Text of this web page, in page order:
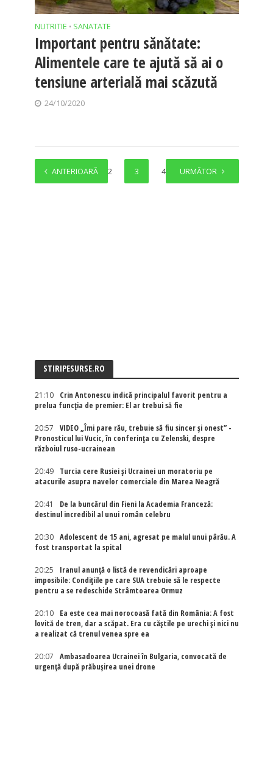
NUTRITIE • SANATATE
Important pentru sănătate:
Alimentele care te ajută să ai o
tensiune arterială mai scăzută
24/10/2020
ANTERIOARĂ
1 2 3 4 5
URMĂTOR
STIRIPESURSE.RO
21:10
Crin Antonescu indică principalul favorit pentru a
prelua funcția de premier: El ar trebui să fie
20:57
VIDEO „Îmi pare rău, trebuie să fiu sincer și onest” -
Pronosticul lui Vucic, în conferința cu Zelenski, despre
războiul ruso-ucrainean
20:49
Turcia cere Rusiei și Ucrainei un moratoriu pe
atacurile asupra navelor comerciale din Marea Neagră
20:41
De la buncărul din Fieni la Academia Franceză:
destinul incredibil al unui român celebru
20:30
Adolescent de 15 ani, agresat pe malul unui pârău. A
fost transportat la spital
20:25
Iranul anunță o listă de revendicări aproape
imposibile: Condițiile pe care SUA trebuie să le respecte
pentru a se redeschide Strâmtoarea Ormuz
20:10
Ea este cea mai norocoasă fată din România: A fost
lovită de tren, dar a scăpat. Era cu căștile pe urechi și nici nu
a realizat că trenul venea spre ea
20:07
Ambasadoarea Ucrainei în Bulgaria, convocată de
urgență după prăbușirea unei drone